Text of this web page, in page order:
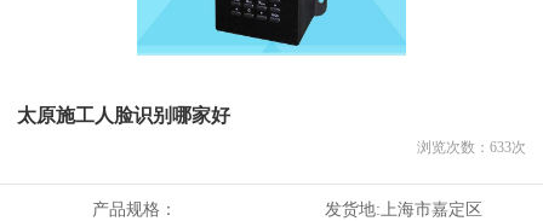
太原施工人脸识别哪家好
浏览次数： 633次
产品规格： 发货地:上海市嘉定区